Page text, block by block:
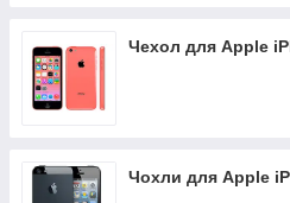
Чехол для Apple
Чохли для Apple